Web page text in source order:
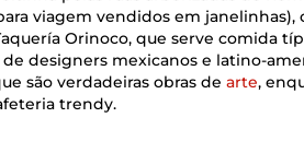
viagem vendidos em
Orinoco, que serve comida
designers mexicanos e latino-
são verdadeiras obras de arte,
trendy.